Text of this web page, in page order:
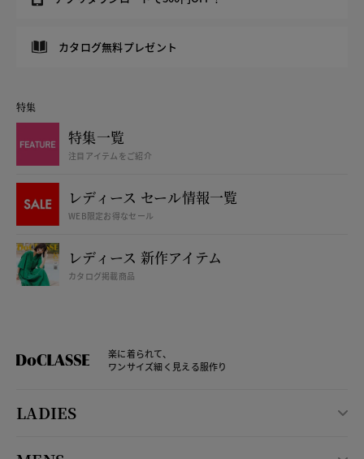
カタログ無料プレゼント
特集
特集一覧
注目アイテムをご紹介
レディース セール情報一覧
WEB限定お得なセール
レディース 新作アイテム
カタログ掲載商品
楽に着られて、
ワンサイズ細く見える服作り
LADIES